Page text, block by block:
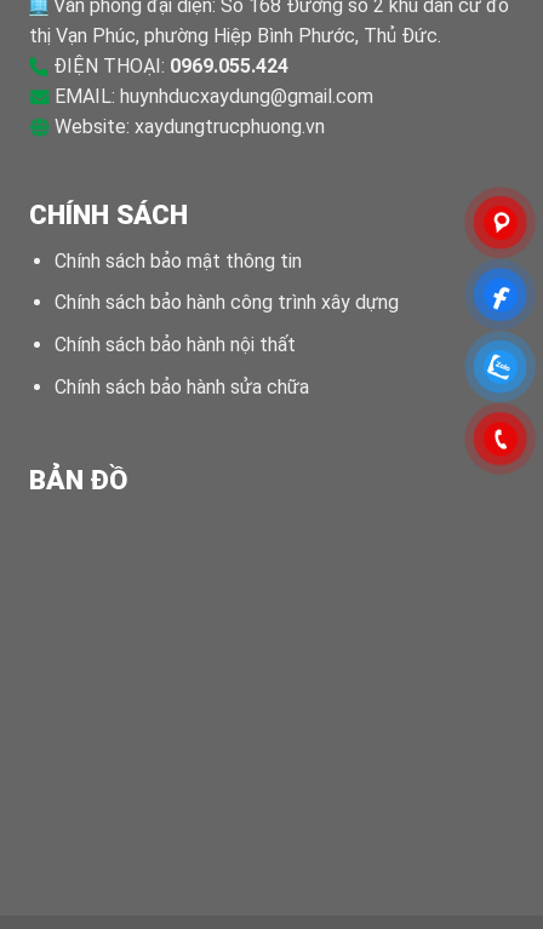
Văn phòng đại diện: Số 168 Đường số 2 khu dân cư đô
thị Vạn Phúc, phường Hiệp Bình Phước, Thủ Đức.
ĐIỆN THOẠI: 0969.055.424
EMAIL: huynhducxaydung@gmail.com
Website: xaydungtrucphuong.vn
CHÍNH SÁCH
Chính sách bảo mật thông tin
Chính sách bảo hành công trình xây dựng
Chính sách bảo hành nội thất
Chính sách bảo hành sửa chữa
BẢN ĐỒ